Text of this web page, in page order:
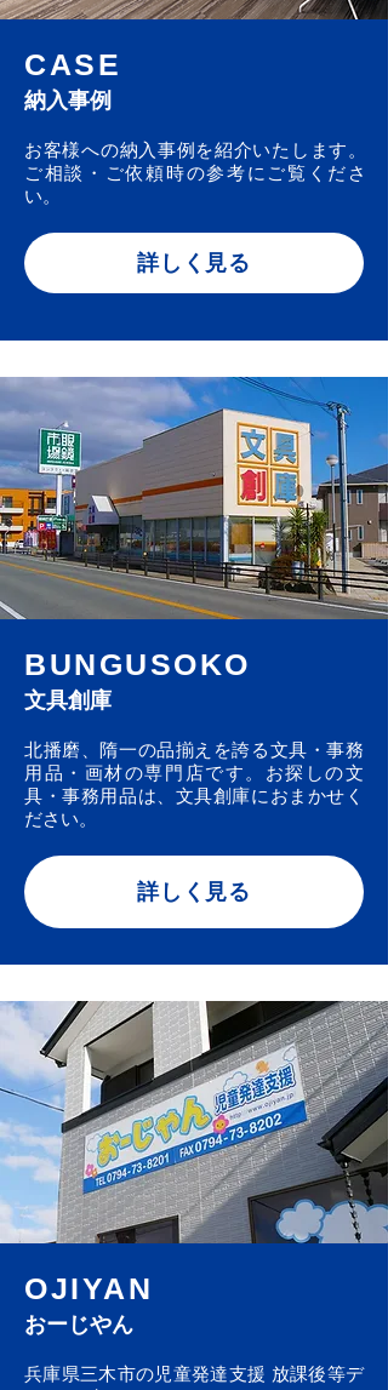
CASE
納入事例
お客様への納入事例を紹介いたします。
ご相談・ご依頼時の参考にご覧くださ
い。
詳しく見る
BUNGUSOKO
文具創庫
北播磨、隋一の品揃えを誇る文具・事務
用品・画材の専門店です。お探しの文
具・事務用品は、文具創庫におまかせく
ださい。
詳しく見る
OJIYAN
おーじやん
兵庫県三木市の児童発達支援 放課後等デ